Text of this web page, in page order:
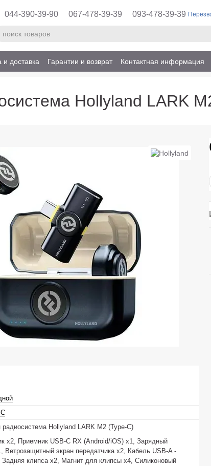
044-390-39-90 067-478-39-39 093-478-39-39
и доставка Гарантии и возврат Контактная информация
Hollyland LARK
Hollyland LARK M2 (Type-C)
x2, Приемник USB-C RX (Android/iOS) x1, Зарядный
Ветрозащитный экран передатчика x2, Кабель USB-A -
Задняя клипса x2, Магнит для клипсы x4, Силиконовый